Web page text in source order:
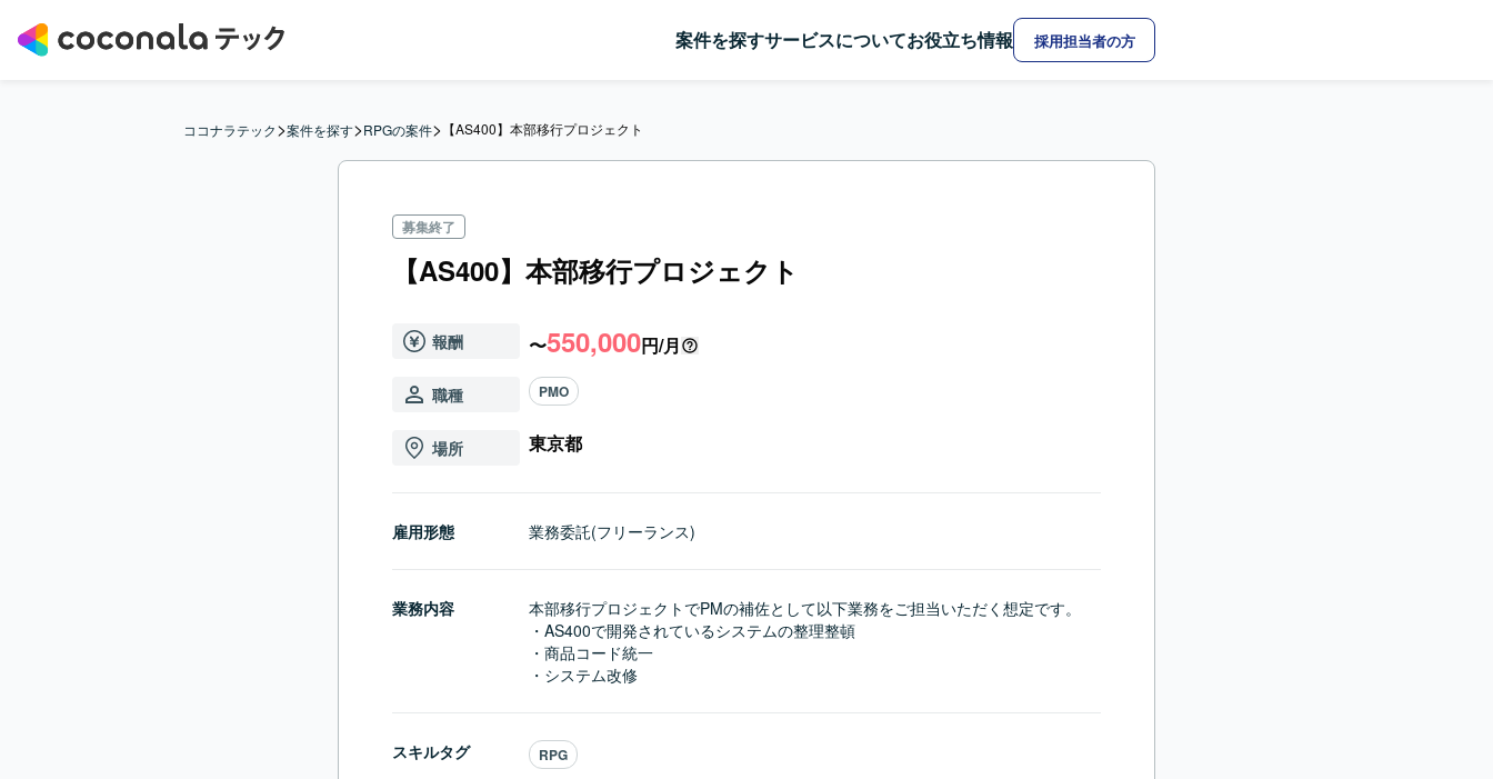
案件を探すサービスについてお役立ち情報 採用担当者の方
ココナラテック>案件を探す>RPGの案件> 【AS400】本部移行プロジェクト
募集終了
【AS400】本部移行プロジェクト
報酬 〜550,000円/月
職種 PMO
場所 東京都
雇用形態 業務委託(フリーランス)
業務内容
本部移行プロジェクトでPMの補佐として以下業務をご担当いただく想定です。
・AS400で開発されているシステムの整理整頓
・商品コード統一
・システム改修
スキルタグ RPG